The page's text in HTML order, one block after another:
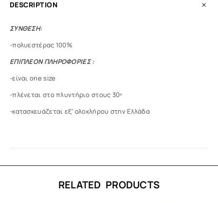
DESCRIPTION
ΣΥΝΘΕΣΗ:
-πολυεστέρας 100%
ΕΠΙΠΛΕΟΝ ΠΛΗΡΟΦΟΡΙΕΣ :
-είναι one size
-πλένεται στο πλυντήριο στους 30º
-κατασκευάζεται εξ’ ολοκλήρου στην Ελλάδα
RELATED PRODUCTS